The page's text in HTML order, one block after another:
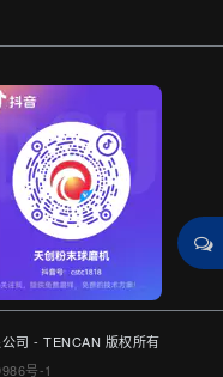
司 - TENCAN 版权所有
号-1